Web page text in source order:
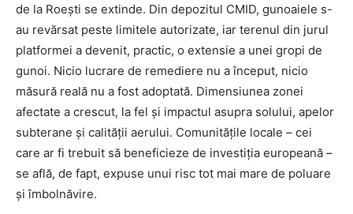
de la Roești se extinde. Din depozitul CMID, gunoaiele s-
au revărsat peste limitele autorizate, iar terenul din jurul
platformei a devenit, practic, o extensie a unei gropi de
gunoi. Nicio lucrare de remediere nu a început, nicio
măsură reală nu a fost adoptată. Dimensiunea zonei
afectate a crescut, la fel și impactul asupra solului, apelor
subterane și calității aerului. Comunitățile locale – cei
care ar fi trebuit să beneficieze de investiția europeană –
se află, de fapt, expuse unui risc tot mai mare de poluare
și îmbolnăvire.